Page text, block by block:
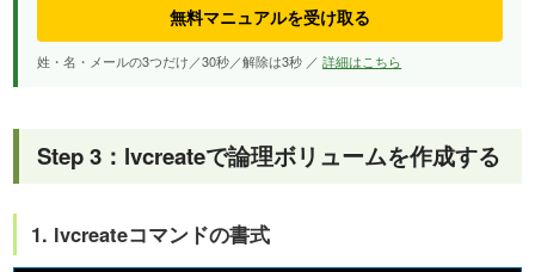
無料マニュアルを受け取る
姓・名・メールの3つだけ／30秒／解除は3秒 ／詳細はこちら
Step 3：lvcreateで論理ボリュームを作成する
1. lvcreateコマンドの書式